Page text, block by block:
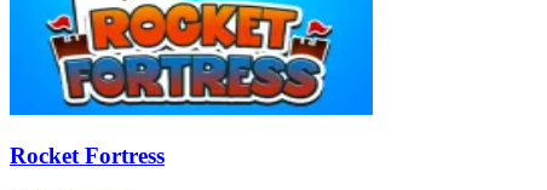
Rocket Fortress